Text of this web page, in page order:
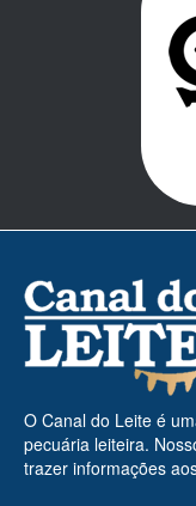
O Canal do Leite é
pecuária leiteira.
trazer informações